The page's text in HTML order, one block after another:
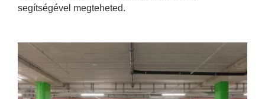
segítségével megteheted.